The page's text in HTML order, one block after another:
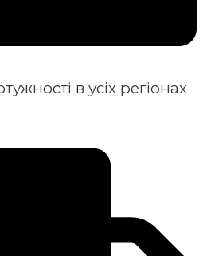
в усіх регіонах